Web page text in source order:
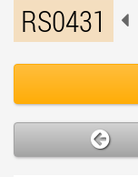
RS0431